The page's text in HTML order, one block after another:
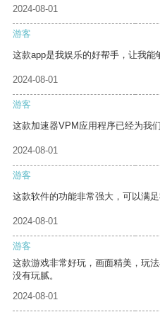
2024-08-01
游客
这款app是我娱乐的好帮手，让我能
2024-08-01
游客
这款加速器VPM应用程序已经为我
2024-08-01
游客
这款软件的功能非常强大，可以满足
2024-08-01
游客
这款游戏非常好玩，画面精美，玩
没有玩腻。
2024-08-01